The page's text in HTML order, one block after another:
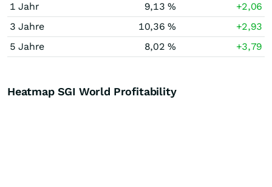
1 Jahr
9,13 %
+2,06
3 Jahre
10,36 %
+2,93
5 Jahre
8,02 % +3,79
Heatmap SGI World Profitability